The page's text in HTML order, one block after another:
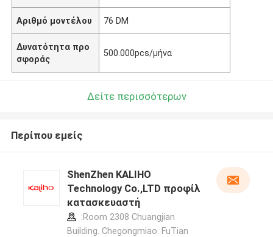
Αριθμό μοντέλου 76 DM
Δυνατότητα προ
σφοράς
500.000pcs/μήνα
Δείτε περισσότερων
Περίπου εμείς
ShenZhen KALIHO
Technology Co.,LTD προφίλ
κατασκευαστή
:Room 2308 Chuangjian
Building. Chegongmiao. FuTian